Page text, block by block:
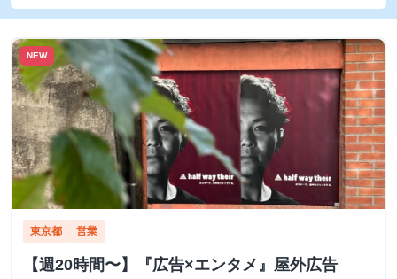
NEW
東京都 営業
【週20時間〜】『広告×エンタメ』屋外広告